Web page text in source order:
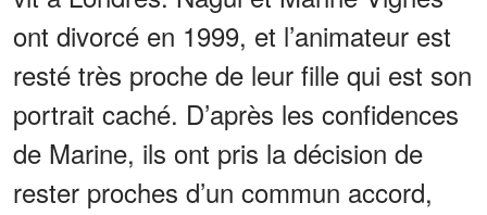
ont divorcé en 1999, et l’animateur est
resté très proche de leur fille qui est son
portrait caché. D’après les confidences
de Marine, ils ont pris la décision de
rester proches d’un commun accord,